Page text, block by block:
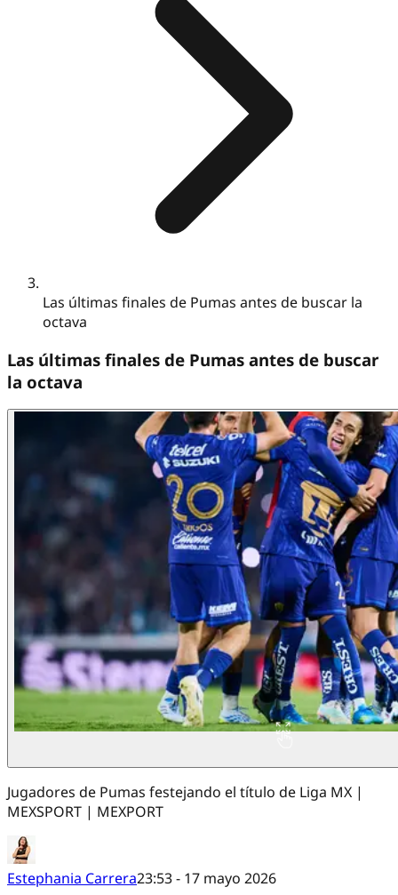
Las últimas finales de Pumas antes de buscar la
octava
Las últimas finales de Pumas antes de buscar
la octava
Jugadores de Pumas festejando el título de Liga MX |
MEXSPORT | MEXPORT
Estephania Carrera23:53 - 17 mayo 2026